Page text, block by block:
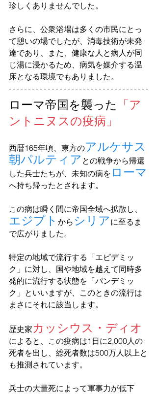
珍しくありませんでした。
さらに、公衆浴場は多くの市民にとっ
て憩いの場でしたが、消毒技術が未発
達であり、また、健康な人と病人が同
じ湯に浸かるため、病気を媒介する温
床となる環境でもありました。
ローマ帝国を襲った
「ア
ントニヌスの疫病」
西暦165年頃、東方のアルケサス
朝パルティア との戦争から帰還
した兵士たちが、未知の病を ローマ
へ持ち帰ったとされます。
この病は瞬く間に帝国全域へ拡散し、
エジプト から シリアに至るま
で広がりました。
特定の地域で流行する「エピデミッ
ク」に対し、国や地域を越えて同時多
発的に流行する状態を「パンデミッ
ク」といいますが、このときの流行は
まさにそれに該当します。
歴史家 カッシウス・ディオ
によると、この疫病は1日に2,000人の
死者を出し、総死者数は500万人以上と
も推測されています。
兵士の大量死によって軍事力が低下